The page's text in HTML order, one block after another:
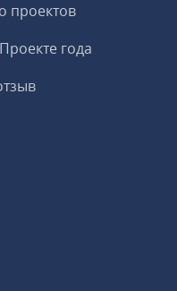
проектов
года